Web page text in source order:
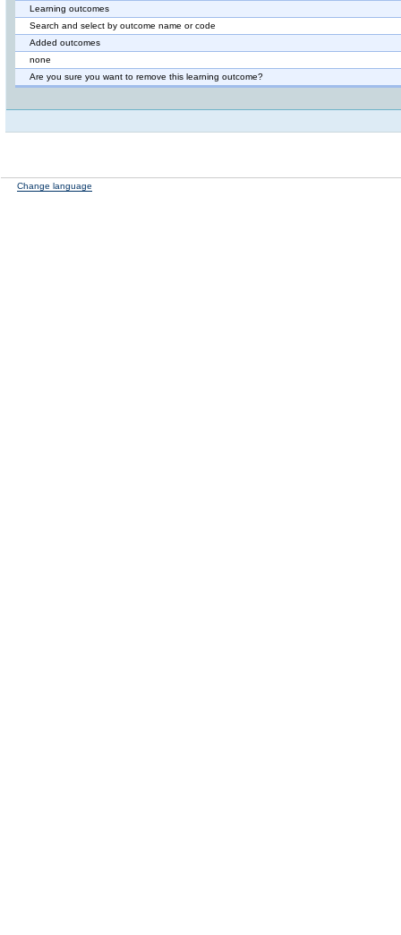
Learning outcomes
Search and select by outcome name or code
Added outcomes
none
Are you sure you want to remove this learning outcome?
Change language